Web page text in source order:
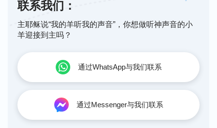
联系我们：
主耶稣说“我的羊听我的声音”，你想做听神声音的小
羊迎接到主吗？
通过WhatsApp与我们联系
通过Messenger与我们联系